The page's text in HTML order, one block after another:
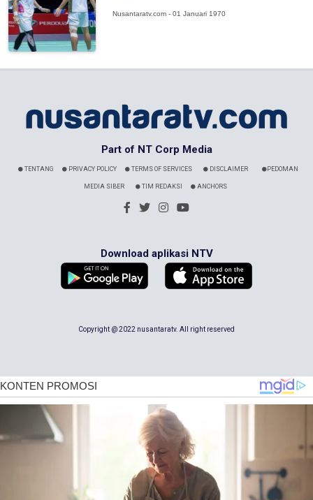
Nusantaratv.com - 01 Januari 1970
Part of NT Corp Media
TENTANG PRIVACY POLICY TERMS OF SERVICES DISCLAIMER PEDOMAN
MEDIA SIBER TIM REDAKSI ANCHORS
Download aplikasi NTV
Copyright @ 2022 nusantaratv. All right reserved